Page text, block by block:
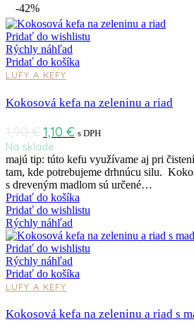
-42%
Pridať do wishlistu
Rýchly náhľad
Pridať do košíka
LUFY A KEFY
Kokosová kefa na zeleninu a riad
1,10 € s DPH
Na sklade
majú tip: túto kefu využívame aj pri
tam, kde potrebujeme drhnúcu silu.
s dreveným madlom sú určené…
Pridať do košíka
Pridať do wishlistu
Rýchly náhľad
Pridať do wishlistu
Rýchly náhľad
Pridať do košíka
LUFY A KEFY
Kokosová kefa na zeleninu a riad s